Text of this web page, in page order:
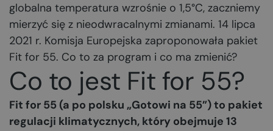
globalna temperatura wzrośnie o 1,5°C, zaczniemy
mierzyć się z nieodwracalnymi zmianami. 14 lipca
2021 r. Komisja Europejska zaproponowała pakiet
Fit for 55. Co to za program i co ma zmienić?
Co to jest Fit for 55?
Fit for 55 (a po polsku „Gotowi na 55”) to pakiet
regulacji klimatycznych, który obejmuje 13